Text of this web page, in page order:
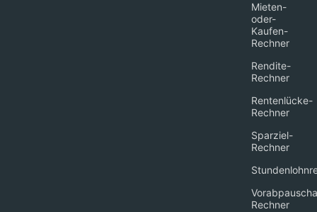
Mieten-
oder-
Kaufen-
Rechner
Rendite-
Rechner
Rentenlücke-
Rechner
Sparziel-
Rechner
Rechner